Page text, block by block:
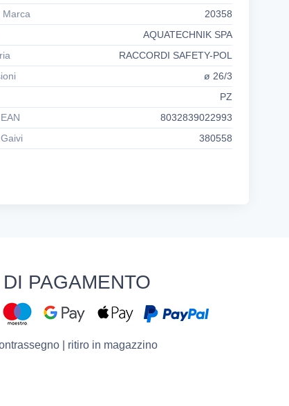
Marca
20358
AQUATECHNIK SPA
RACCORDI SAFETY-POL
ø 26/3
PZ
8032839022993
380558
PAGAMENTO
| ritiro in magazzino